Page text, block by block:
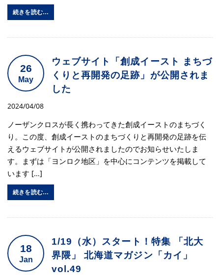
続きを読む…
26
May
ウェブサイト「創成イースト まちづ
くりと再開発の足跡」が公開されま
した
2024/04/08
ノーザンクロスが長く携わってきた創成イーストのまちづく
り。この度、創成イーストのまちづくりと再開発の足跡を伝
えるウェブサイトが公開されましたのでお知らせいたしま
す。まずは「ヨンロク地区」を中心にコンテンツを掲載して
います […]
続きを読む…
18
Jan
1/19（水）スタート！特集 「北大
界隈」 北海道マガジン「カイ」
vol.49